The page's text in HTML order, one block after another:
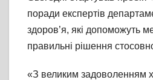
поради експертів
здоров’я, які допоможуть
правильні рішення
«З великим задоволенням